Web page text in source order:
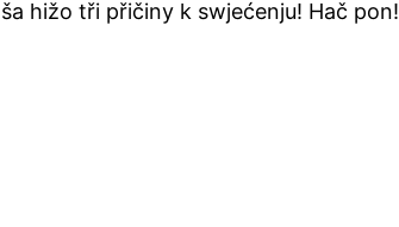
hižo tři přičiny k swjećenju! Hač pon!